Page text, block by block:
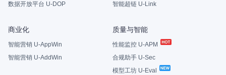
数据开放平台 U-DOP
智能超链 U-Link
商业化
智能营销 U-AppWin
智能营销 U-AddWin
质量与智能
性能监控 U-APM
合规助手 U-Sec
模型工坊 U-Eval